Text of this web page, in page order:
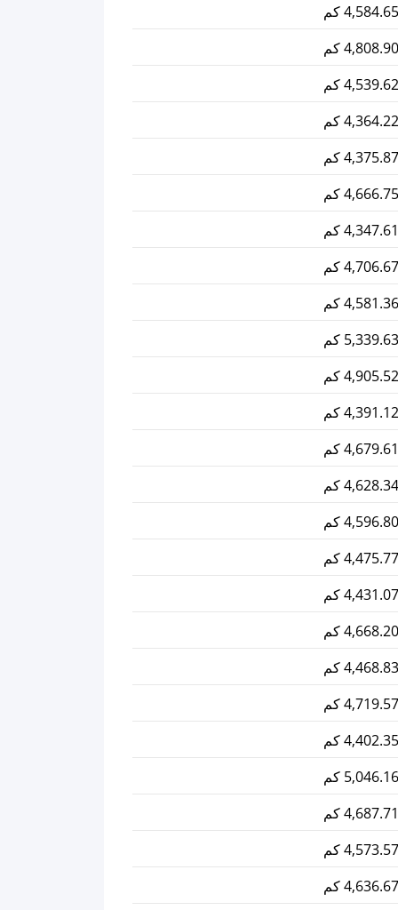
4,584.65 كم
4,808.90 كم
4,539.62 كم
4,364.22 كم
4,375.87 كم
4,666.75 كم
4,347.61 كم
4,706.67 كم
4,581.36 كم
5,339.63 كم
4,905.52 كم
4,391.12 كم
4,679.61 كم
4,628.34 كم
4,596.80 كم
4,475.77 كم
4,431.07 كم
4,668.20 كم
4,468.83 كم
4,719.57 كم
4,402.35 كم
5,046.16 كم
4,687.71 كم
4,573.57 كم
4,636.67 كم